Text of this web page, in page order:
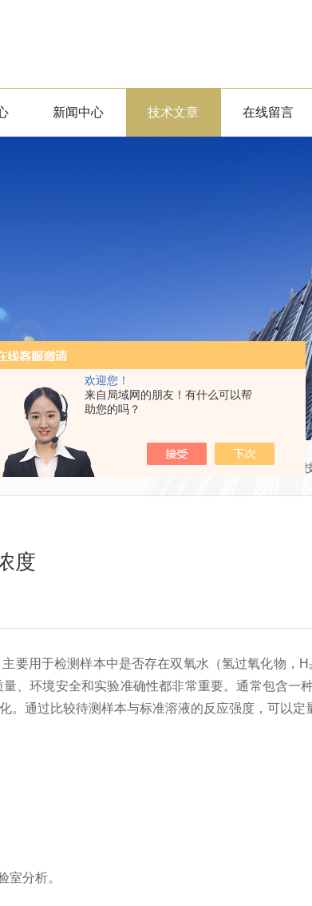
欢迎您！
来自局域网的朋友！有什么可以帮
助您的吗？
新闻中心 技术文章 在线留言
当前位置：首页
度
用于检测样本中是否存在双氧水（氢过氧化物，
、环境安全和实验准确性都非常重要。通常包含
通过比较待测样本与标准溶液的反应强度，可以定
分析。